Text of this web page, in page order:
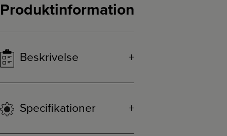
Produktinformation
Beskrivelse
Specifikationer